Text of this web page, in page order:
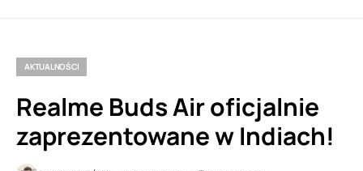
AKTUALNOŚCI
Realme Buds Air oficjalnie
zaprezentowane w Indiach!